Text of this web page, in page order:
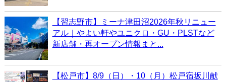
【習志野市】ミーナ津田沼2026年秋リニュー
アル｜やよい軒やユニクロ・GU・PLSTなど
新店舗・再オープン情報まと...
【松戸市】8/9（日）・10（月）松戸宿坂川献